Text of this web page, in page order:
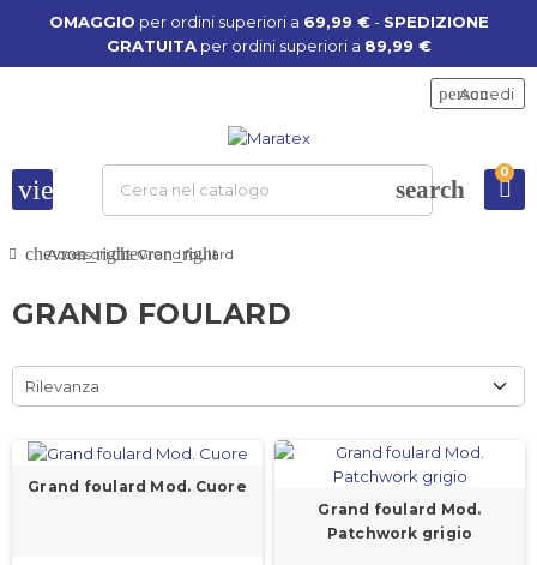
OMAGGIO per ordini superiori a 69,99 €- SPEDIZIONE
GRATUITAper ordini superiori a 89,99 €
view_headline search
person
Accedi
0
chevron_right
Accessorichevron_right
Grand foulard
GRAND FOULARD
Rilevanza
Grand foulard Mod. Cuore
Grand foulard Mod.
Patchwork grigio